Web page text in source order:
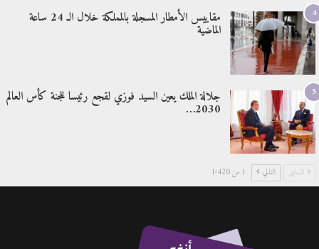
4 مقاييس الأمطار المسجلة بالمملكة خلال الـ 24 ساعة
الماضية
5 جلالة الملك يعين السيد فوزي لقجع رئيسا للجنة كأس العالم
2030…
السابق التالي 1 من 1٬420